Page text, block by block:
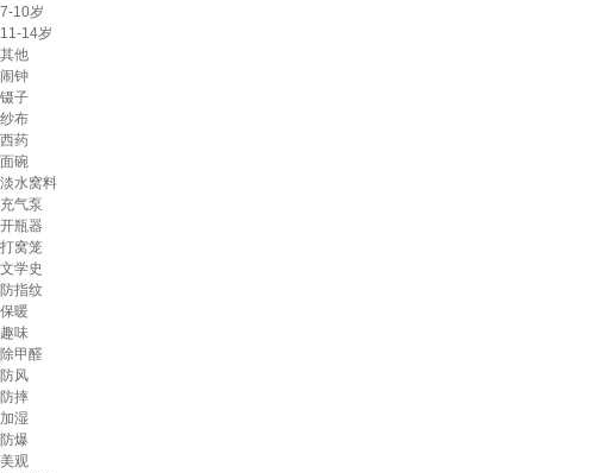
7-10岁
11-14岁
其他
闹钟
镊子
纱布
西药
面碗
淡水窝料
充气泵
开瓶器
打窝笼
文学史
防指纹
保暖
趣味
除甲醛
防风
防摔
加湿
防爆
美观